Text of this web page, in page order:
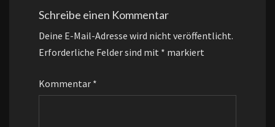
Schreibe einen Kommentar
Deine E-Mail-Adresse wird nicht veröffentlicht.
Erforderliche Felder sind mit * markiert
Kommentar *